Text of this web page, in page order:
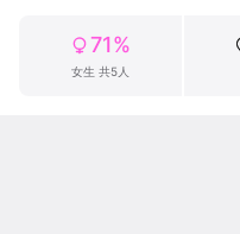
71%
女生 共5人